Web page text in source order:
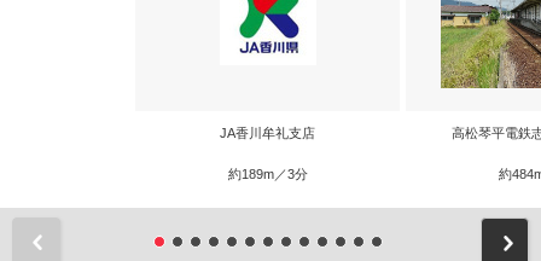
JA香川牟礼支店
約189m／3分
高松琴平電鉄
約